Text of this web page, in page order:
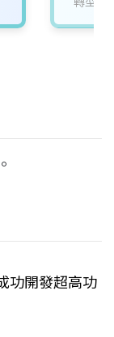
功開發超高功